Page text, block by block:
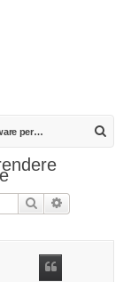
I migliori freeware per il Mac
Search